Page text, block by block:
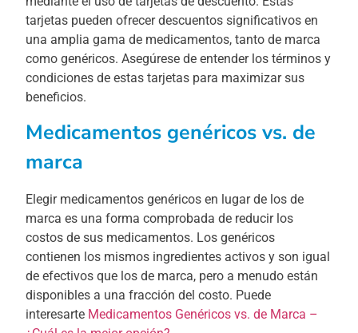
tarjetas pueden ofrecer descuentos significativos en
una amplia gama de medicamentos, tanto de marca
como genéricos. Asegúrese de entender los términos y
condiciones de estas tarjetas para maximizar sus
beneficios.
Medicamentos genéricos vs. de
marca
Elegir medicamentos genéricos en lugar de los de
marca es una forma comprobada de reducir los
costos de sus medicamentos. Los genéricos
contienen los mismos ingredientes activos y son igual
de efectivos que los de marca, pero a menudo están
disponibles a una fracción del costo. Puede
interesarte Medicamentos Genéricos vs. de Marca –